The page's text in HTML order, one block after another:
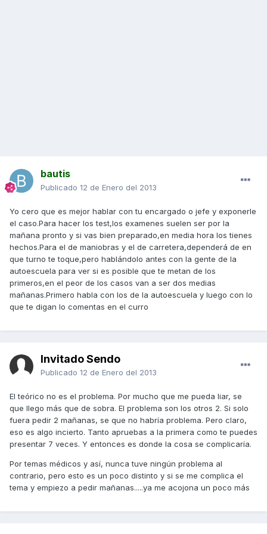
bautis
Publicado 12 de Enero del 2013
Yo cero que es mejor hablar con tu encargado o jefe y exponerle
el caso.Para hacer los test,los examenes suelen ser por la
mañana pronto y si vas bien preparado,en media hora los tienes
hechos.Para el de maniobras y el de carretera,dependerá de en
que turno te toque,pero hablándolo antes con la gente de la
autoescuela para ver si es posible que te metan de los
primeros,en el peor de los casos van a ser dos medias
mañanas.Primero habla con los de la autoescuela y luego con lo
que te digan lo comentas en el curro
Invitado Sendo
Publicado 12 de Enero del 2013
El teórico no es el problema. Por mucho que me pueda liar, se
que llego más que de sobra. El problema son los otros 2. Si solo
fuera pedir 2 mañanas, se que no habría problema. Pero claro,
eso es algo incierto. Tanto apruebas a la primera como te puedes
presentar 7 veces. Y entonces es donde la cosa se complicaría.
Por temas médicos y así, nunca tuve ningún problema al
contrario, pero esto es un poco distinto y si se me complica el
tema y empiezo a pedir mañanas.....ya me acojona un poco más